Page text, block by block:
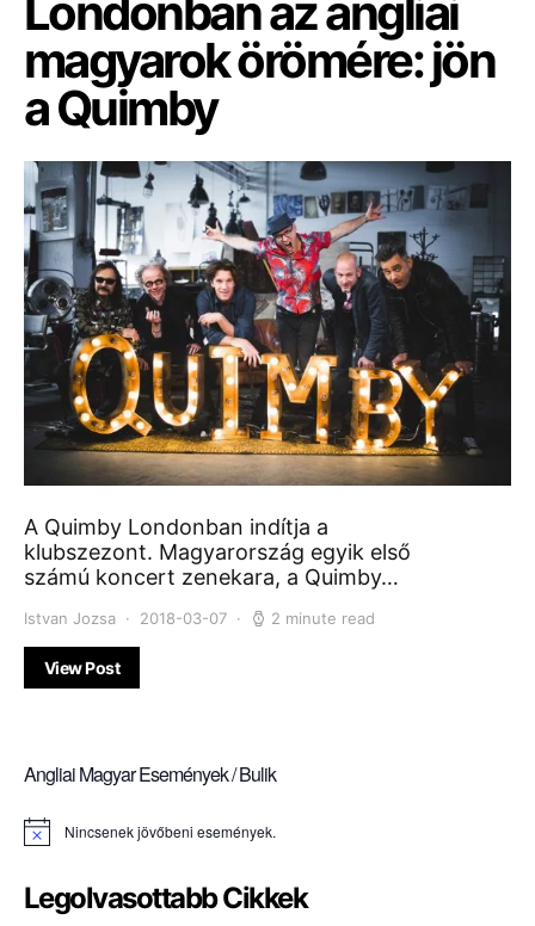
Londonban az angliai
magyarok örömére: jön
a Quimby
A Quimby Londonban indítja a
klubszezont. Magyarország egyik első
számú koncert zenekara, a Quimby…
Istvan Jozsa 2018-03-07 2 minute read
View Post
Angliai Magyar Események / Bulik
Notice Nincsenek jövőbeni események.
Legolvasottabb Cikkek